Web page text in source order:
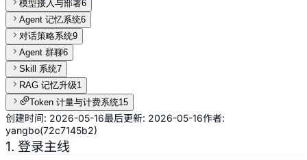
模型接入与部署6
Agent 记忆系统6
对话策略系统9
Agent 群聊6
Skill 系统7
RAG 记忆升级1
Token 计量与计费系统15
创建时间: 2026-05-16最后更新: 2026-05-16作者:
yangbo(72c7145b2)
1. 登录主线